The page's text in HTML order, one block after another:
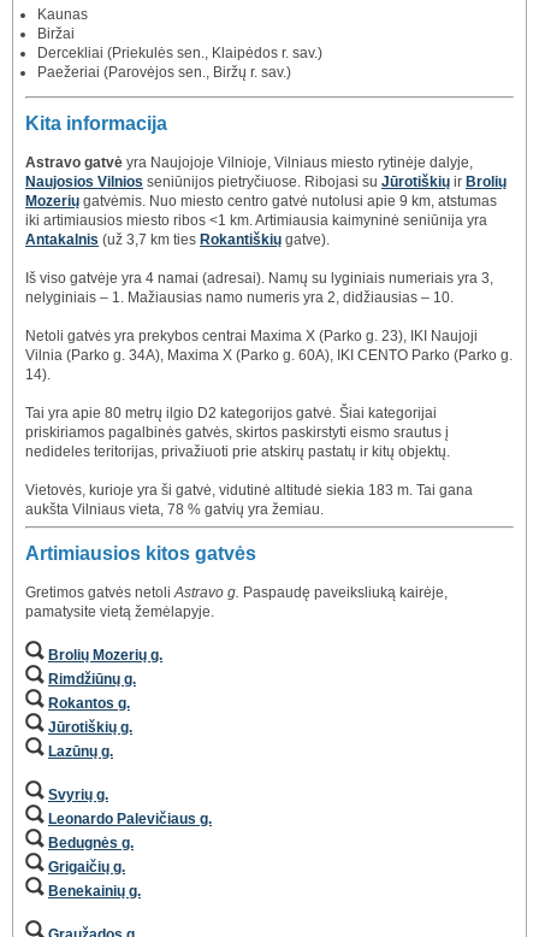
Kaunas
Biržai
Dercekliai (Priekulės sen., Klaipėdos r. sav.)
Paežeriai (Parovėjos sen., Biržų r. sav.)
Kita informacija
Astravo gatvė yra Naujojoje Vilnioje, Vilniaus miesto rytinėje dalyje,
Naujosios Vilnios seniūnijos pietryčiuose. Ribojasi su Jūrotiškių ir Brolių
Mozerių gatvėmis. Nuo miesto centro gatvė nutolusi apie 9 km, atstumas
iki artimiausios miesto ribos <1 km. Artimiausia kaimyninė seniūnija yra
Antakalnis (už 3,7 km ties Rokantiškių gatve).
Iš viso gatvėje yra 4 namai (adresai). Namų su lyginiais numeriais yra 3,
nelyginiais – 1. Mažiausias namo numeris yra 2, didžiausias – 10.
Netoli gatvės yra prekybos centrai Maxima X (Parko g. 23), IKI Naujoji
Vilnia (Parko g. 34A), Maxima X (Parko g. 60A), IKI CENTO Parko (Parko g.
14).
Tai yra apie 80 metrų ilgio D2 kategorijos gatvė. Šiai kategorijai
priskiriamos pagalbinės gatvės, skirtos paskirstyti eismo srautus į
nedideles teritorijas, privažiuoti prie atskirų pastatų ir kitų objektų.
Vietovės, kurioje yra ši gatvė, vidutinė altitudė siekia 183 m. Tai gana
aukšta Vilniaus vieta, 78 % gatvių yra žemiau.
Artimiausios kitos gatvės
Gretimos gatvės netoliAstravo g. Paspaudę paveiksliuką kairėje,
pamatysite vietą žemėlapyje.
Brolių Mozerių g.
Rimdžiūnų g.
Rokantos g.
Jūrotiškių g.
Lazūnų g.
Svyrių g.
Leonardo Palevičiaus g.
Bedugnės g.
Grigaičių g.
Benekainių g.